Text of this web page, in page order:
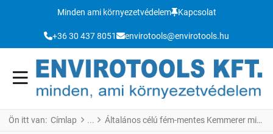
Minden ami környezetvédelem Kapcsolat
+36 30 437 8051 envirotools@envirotools.hu
Ön itt van: Címlap Általános célú fém-mentes Kemmerer mintavevő palack